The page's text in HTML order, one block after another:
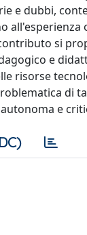
e dubbi,
si
e
risorse
di
e